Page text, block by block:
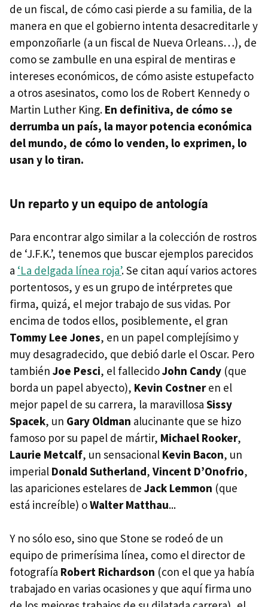
de un fiscal, de cómo casi pierde a su familia, de la
manera en que el gobierno intenta desacreditarle y
emponzoñarle (a un fiscal de Nueva Orleans…), de
como se zambulle en una espiral de mentiras e
intereses económicos, de cómo asiste estupefacto
a otros asesinatos, como los de Robert Kennedy o
Martin Luther King. En definitiva, de cómo se
derrumba un país, la mayor potencia económica
del mundo, de cómo lo venden, lo exprimen, lo
usan y lo tiran.
Un reparto y un equipo de antología
Para encontrar algo similar a la colección de rostros
de ‘J.F.K.’, tenemos que buscar ejemplos parecidos
a ‘La delgada línea roja’. Se citan aquí varios actores
portentosos, y es un grupo de intérpretes que
firma, quizá, el mejor trabajo de sus vidas. Por
encima de todos ellos, posiblemente, el gran
Tommy Lee Jones, en un papel complejísimo y
muy desagradecido, que debió darle el Oscar. Pero
también Joe Pesci, el fallecidoJohn Candy (que
borda un papel abyecto), Kevin Costneren el
mejor papel de su carrera, la maravillosa Sissy
Spacek, un Gary Oldman alucinante que se hizo
famoso por su papel de mártir, Michael Rooker,
Laurie Metcalf, un sensacional Kevin Bacon, un
imperial Donald Sutherland, Vincent D’Onofrio,
las apariciones estelares de Jack Lemmon (que
está increíble) oWalter Matthau...
Y no sólo eso, sino que Stone se rodeó de un
equipo de primerísima línea, como el director de
fotografía Robert Richardson (con el que ya había
trabajado en varias ocasiones y que aquí firma uno